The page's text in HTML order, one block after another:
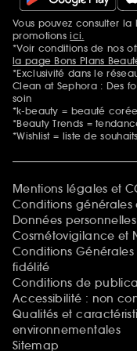
Sephora Beautiful
Clean at Sephora
Idées & Inspirations
Mentions
Vous pouvez consulter
promotionsici.
*Voir conditions de nos
la page Bons Plans
*Exclusivité dans le
Clean at Sephora : Des
soin
*k-beauty = beauté
*Beauty Trends =
*Wishlist = liste de souhaits
Mentions légales et
Conditions générales
Données
Cosmétovigilance et
Conditions
fidélité
Conditions de
Accessibilité : non
Qualités et
environnementales
Sitemap